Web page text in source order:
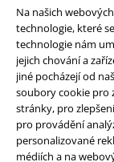
Na našich
technologie, které
technologie nám
jejich chování a
jiné pocházejí od
soubory cookie pro
stránky, pro
pro provádění
personalizované
médiích a na